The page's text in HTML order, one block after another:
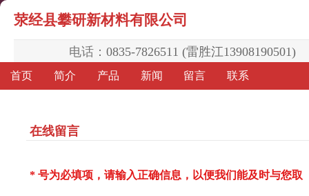
荥经县攀研新材料有限公司
电话： 0835-7826511 (雷胜江13908190501)
首页 简介 产品 新闻 留言 联系
在线留言
* 号为必填项，请输入正确信息，以便我们能及时与您取